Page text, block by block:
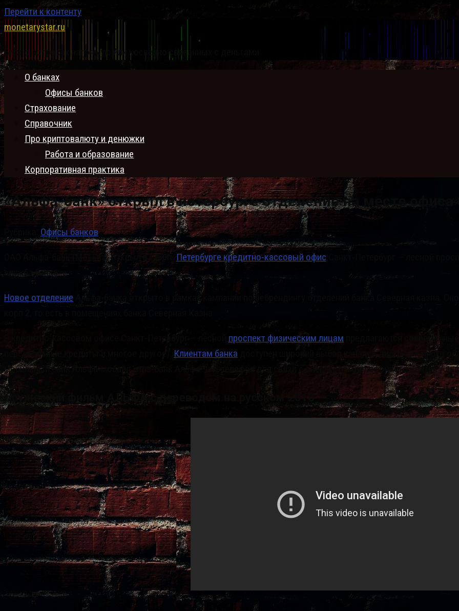
Перейти к контенту
monetarystar.ru
Блог о вопросах напрямую или косвенно связанных с деньгами
О банках
Офисы банков
Страхование
Справочник
Про криптовалюту и денюжки
Работа и образование
Корпоративная практика
«Альфа-банк» открыл в петербурге отделение на месте офиса
Офисы банков
ОАО Альфа-банк (Москва) открыл в Санкт- Петербурге кредитно-кассовый офис
служба банка.
Новое отделение Альфа-банка открыто в рамках кампании по ребрендингу отделений банка Северная казна.
В кредитно-кассовом офисе Санкт-Петербург — лесной проспект физическим лицам предлагаются
персональные кредиты и многое другое).
Клиентам банка доступен широкий выбор каналов дистанционного
мобильный банк Альфа-мобайл, sms-банк Альфа-чек, телефон для связи с оператором телефонного центра
дружеский фильм АЛЬФА с переводом на русском 2018